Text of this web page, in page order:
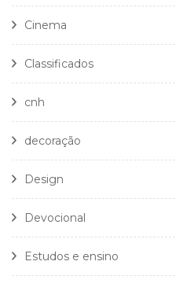
Cinema
Classificados
cnh
decoração
Design
Devocional
Estudos e ensino